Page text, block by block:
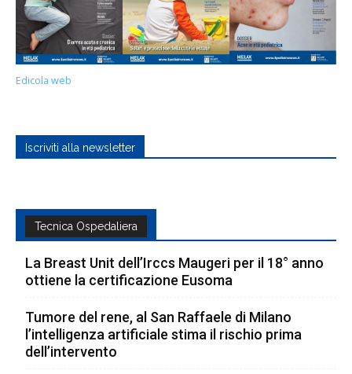
Edicola web
Iscriviti alla newsletter
Tecnica Ospedaliera
La Breast Unit dell’Irccs Maugeri per il 18° anno
ottiene la certificazione Eusoma
Tumore del rene, al San Raffaele di Milano
l’intelligenza artificiale stima il rischio prima
dell’intervento